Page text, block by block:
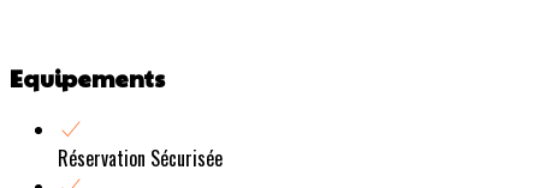
Equipements
Réservation Sécurisée